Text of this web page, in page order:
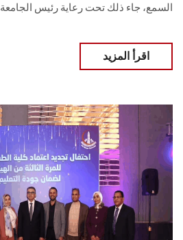
السمع، جاء ذلك تحت رعاية رئيس الجامعة
اقرأ المزيد